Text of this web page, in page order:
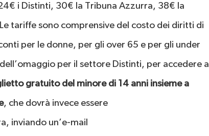
i Distinti, 30€ la Tribuna Azzurra, 38€ la
tariffe sono comprensive del costo dei diritti di
per le donne, per gli over 65 e per gli under
per il settore Distinti, per accedere a
gratuito del minore di 14 anni insieme a
, che dovrà invece essere
inviando un’e-mail